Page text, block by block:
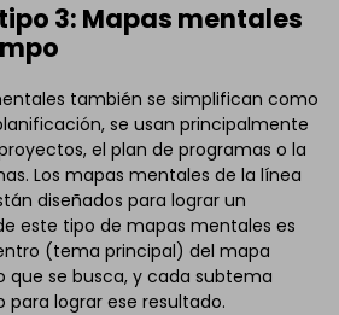
3: Mapas mentales
también se simplifican como
se usan principalmente
el plan de programas o la
Los mapas mentales de la línea
diseñados para lograr un
este tipo de mapas mentales es
(tema principal) del mapa
que se busca, y cada subtema
lograr ese resultado.